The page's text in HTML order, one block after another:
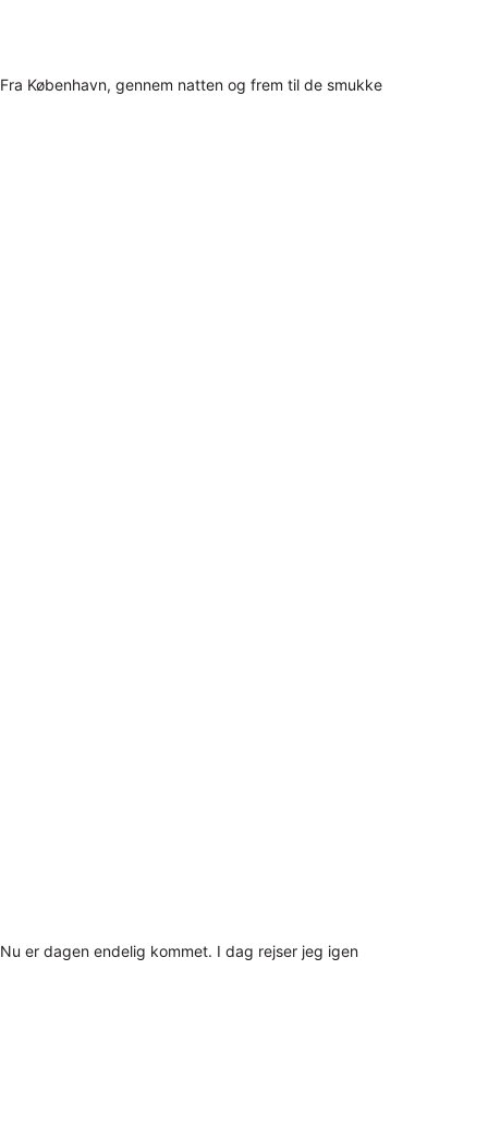
Fra København, gennem natten og frem til de smukke
Nu er dagen endelig kommet. I dag rejser jeg igen